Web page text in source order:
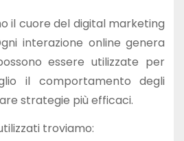
il cuore del digital marketing
interazione online genera
essere utilizzate per
il comportamento degli
strategie più efficaci.
troviamo: